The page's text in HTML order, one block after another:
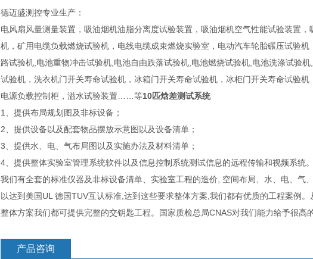
德迈盛测控专业生产：
电风扇风量测量装置，吸油烟机油脂分离度试验装置，吸油烟机空气性能试验装置
机，矿用电缆负载燃烧试验机，电线电缆成束燃烧实验室，电动汽车轮胎碾压试验
路试验机,电池重物冲击试验机,电池自由跌落试验机,电池燃烧试验机,电池洗涤试验
试验机，洗衣机门开关寿命试验机，冰箱门开关寿命试验机，冰柜门开关寿命试验
电源负载控制柜，溢水试验装置……等10匹焓差测试系统
1、提供布局规划图及非标设备；
2、提供设备以及配套物品摆放示意图以及设备清单；
3、提供水、电、气布局图以及实施办法及材料清单；
4、提供整体实验室管理系统软件以及信息控制系统测试信息的远程传输和视频系统
我们有全套的标准仪器及非标设备清单、实验室工程的造价, 空间布局、水、电、气
以达到美国UL 德国TUV互认标准,达到这些要求整体方案,我们都有优质的工程案例
整体方案我们都可提供完整的交钥匙工程。国家质检总局CNAS对我们能力给予很高
产品咨询